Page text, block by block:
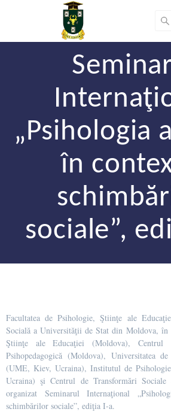
„Psihologia
în
sociale”,
Facultatea de Psihologie, Ştiinţe ale
Socială a Universităţii de Stat din Moldova,
Ştiinţe ale Educaţiei (Moldova), Centrul
Psihopedagogică (Moldova), Universitatea
(UME, Kiev, Ucraina), Institutul de
Ucraina) şi Centrul de Transformări
organizat Seminarul Internaţional
schimbărilor sociale”, ediţia I-a.